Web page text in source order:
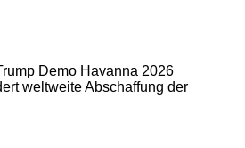
weltweite Abschaffung der